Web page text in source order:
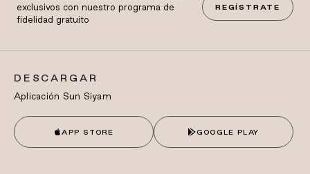
exclusivos con nuestro programa de
fidelidad gratuito
REGÍSTRATE
DESCARGAR
Aplicación Sun Siyam
APP STORE GOOGLE PLAY